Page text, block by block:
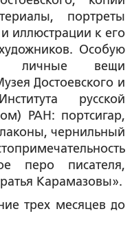
портреты
иллюстрации к его
Особую
личные вещи
Достоевского и
русской
РАН: портсигар,
чернильный
перо писателя,
Карамазовы».
трех месяцев до